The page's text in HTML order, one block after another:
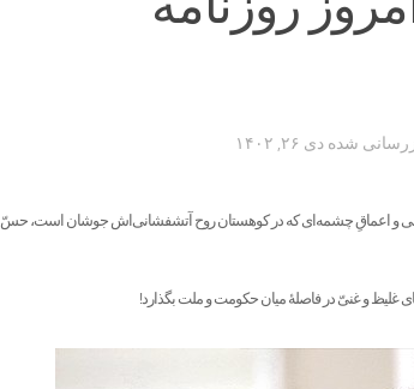
شده دی ۲۶, ۱۴۰۲
آدمی و اعماقِ چشمه‌ای که در کوهستان روح آتشفشانی‌اش جوشان است، حسّ
غلیظ و غنیّ در فاصلۀ میان حکومت و ملت بگذارد!